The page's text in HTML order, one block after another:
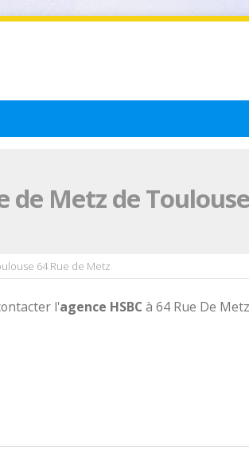
de Metz de Toulouse
64 Rue de Metz
l'agence HSBC à 64 Rue De Metz